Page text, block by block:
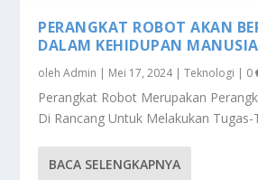
PERANGKAT ROBOT AKAN
DALAM KEHIDUPAN MANUSIA
olehAdmin | Mei 17, 2024|Teknologi | 0
Perangkat Robot Merupakan
Di Rancang Untuk Melakukan
BACA SELENGKAPNYA